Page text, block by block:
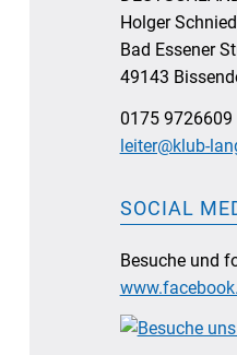
Holger
Bad Essener
49143
0175 9726609
leiter@klub-
SOCIAL
Besuche und